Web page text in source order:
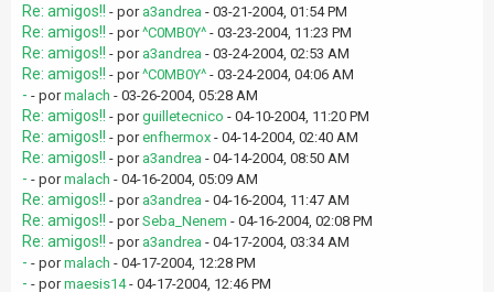
Re: amigos!! - por a3andrea - 03-21-2004, 01:54 PM
Re: amigos!! - por^C0MB0Y^ - 03-23-2004, 11:23 PM
Re: amigos!! - por a3andrea - 03-24-2004, 02:53 AM
Re: amigos!! - por^C0MB0Y^ - 03-24-2004, 04:06 AM
- - pormalach - 03-26-2004, 05:28 AM
Re: amigos!! - porguilletecnico - 04-10-2004, 11:20 PM
Re: amigos!! - porenfhermox - 04-14-2004, 02:40 AM
Re: amigos!! - por a3andrea - 04-14-2004, 08:50 AM
- - pormalach - 04-16-2004, 05:09 AM
Re: amigos!! - por a3andrea - 04-16-2004, 11:47 AM
Re: amigos!! - porSeba_Nenem - 04-16-2004, 02:08 PM
Re: amigos!! - por a3andrea - 04-17-2004, 03:34 AM
- - pormalach - 04-17-2004, 12:28 PM
- - pormaesis14- 04-17-2004, 12:46 PM